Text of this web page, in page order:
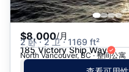
$8,000/月
2 卧 · 2 卫 · 1169 ft²
185 Victory Ship Way
North Vancouver, BC · 整间公寓